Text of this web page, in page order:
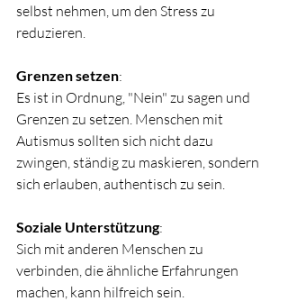
selbst nehmen, um den Stress zu
reduzieren.
Grenzen setzen:
Es ist in Ordnung, "Nein" zu sagen und
Grenzen zu setzen. Menschen mit
Autismus sollten sich nicht dazu
zwingen, ständig zu maskieren, sondern
sich erlauben, authentisch zu sein.
Soziale Unterstützung:
Sich mit anderen Menschen zu
verbinden, die ähnliche Erfahrungen
machen, kann hilfreich sein.